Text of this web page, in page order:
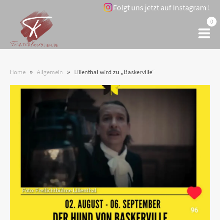
Folgt uns jetzt auf Instagram !
0
Home » Allgemein » Lilienthal wird zu „Baskerville“